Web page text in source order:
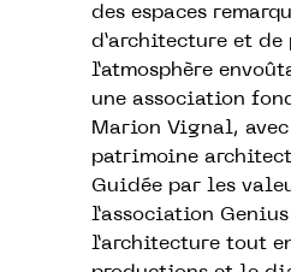
des espaces
d’architecture et
l’atmosphère
une association
Marion Vignal,
patrimoine
Guidée par les
l’association
l’architecture tout